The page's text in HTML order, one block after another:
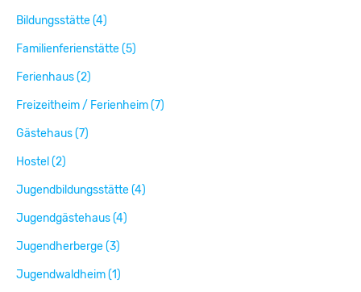
Bildungsstätte (4)
Familienferienstätte (5)
Ferienhaus (2)
Freizeitheim / Ferienheim (7)
Gästehaus (7)
Hostel (2)
Jugendbildungsstätte (4)
Jugendgästehaus (4)
Jugendherberge (3)
Jugendwaldheim (1)